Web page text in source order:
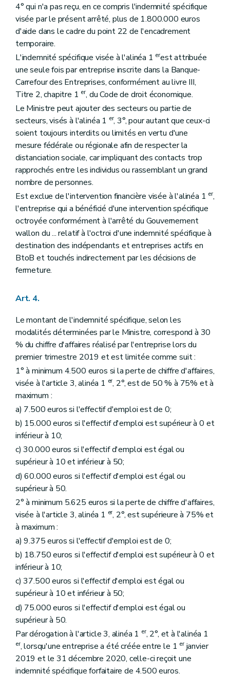
4° qui n'a pas reçu, en ce compris l'indemnité spécifique
visée par le présent arrêté, plus de 1.800.000 euros
d'aide dans le cadre du point 22 de l'encadrement
temporaire.
L'indemnité spécifique visée à l'alinéa 1 erest attribuée
une seule fois par entreprise inscrite dans la Banque-
Carrefour des Entreprises, conformément au livre III,
Titre 2, chapitre 1 er, du Code de droit économique.
Le Ministre peut ajouter des secteurs ou partie de
secteurs, visés à l'alinéa 1 er, 3°, pour autant que ceux-ci
soient toujours interdits ou limités en vertu d'une
mesure fédérale ou régionale afin de respecter la
distanciation sociale, car impliquant des contacts trop
rapprochés entre les individus ou rassemblant un grand
nombre de personnes.
Est exclue de l'intervention financière visée à l'alinéa 1 er,
l'entreprise qui a bénéficié d'une intervention spécifique
octroyée conformément à l'arrêté du Gouvernement
wallon du ... relatif à l'octroi d'une indemnité spécifique à
destination des indépendants et entreprises actifs en
BtoB et touchés indirectement par les décisions de
fermeture.
Art. 4.
Le montant de l'indemnité spécifique, selon les
modalités déterminées par le Ministre, correspond à 30
% du chiffre d'affaires réalisé par l'entreprise lors du
premier trimestre 2019 et est limitée comme suit :
1° à minimum 4.500 euros si la perte de chiffre d'affaires,
visée à l'article 3, alinéa 1 er, 2°, est de 50 % à 75% et à
maximum :
a) 7.500 euros si l'effectif d'emploi est de 0;
b) 15.000 euros si l'effectif d'emploi est supérieur à 0 et
inférieur à 10;
c) 30.000 euros si l'effectif d'emploi est égal ou
supérieur à 10 et inférieur à 50;
d) 60.000 euros si l'effectif d'emploi est égal ou
supérieur à 50.
2° à minimum 5.625 euros si la perte de chiffre d'affaires,
visée à l'article 3, alinéa 1 er, 2°, est supérieure à 75% et
à maximum :
a) 9.375 euros si l'effectif d'emploi est de 0;
b) 18.750 euros si l'effectif d'emploi est supérieur à 0 et
inférieur à 10;
c) 37.500 euros si l'effectif d'emploi est égal ou
supérieur à 10 et inférieur à 50;
d) 75.000 euros si l'effectif d'emploi est égal ou
supérieur à 50.
Par dérogation à l'article 3, alinéa 1 er, 2°, et à l'alinéa 1
er, lorsqu'une entreprise a été créée entre le 1 erjanvier
2019 et le 31 décembre 2020, celle-ci reçoit une
indemnité spécifique forfaitaire de 4.500 euros.